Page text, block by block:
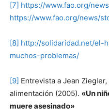
[7] https://www.fao.org/
https://www.fao.org/news/
[8] http://solidaridad.net/el-
muchos-problemas/
[9] Entrevista a Jean
alimentación (2005). «Un
muere asesinado»